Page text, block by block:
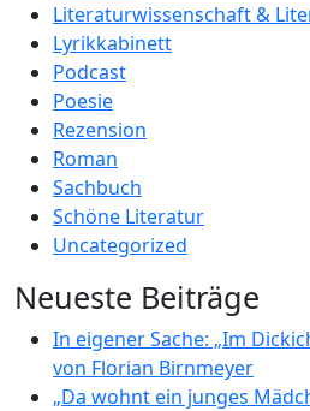
Literaturwissenschaft &
Lyrikkabinett
Podcast
Poesie
Rezension
Roman
Sachbuch
Schöne Literatur
Uncategorized
Neueste Beiträge
In eigener Sache: „Im
von Florian Birnmeyer
„Da wohnt ein junges